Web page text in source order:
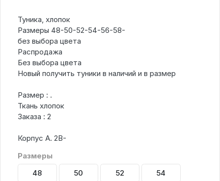
Туника, хлопок
Размеры 48-50-52-54-56-58-
без выбора цвета
Распродажа
Без выбора цвета
Новый получить туники в наличий и в размер
Размер : .
Ткань хлопок
Заказа : 2
Корпус А. 2В-
Размеры
48
50 52 54